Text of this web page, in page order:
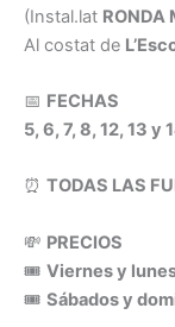
(Instal.lat RONDA
Al costat de
📅 FECHAS
5, 6, 7, 8, 12, 13 y
⏰ TODAS LAS
💸 PRECIOS
🎟️ Viernes y
🎟️ Sábados y